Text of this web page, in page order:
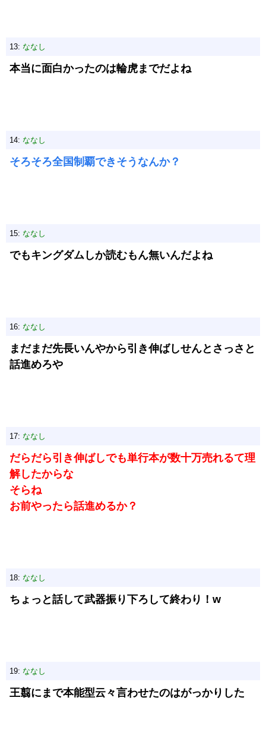
13: ななし
本当に面白かったのは輪虎までだよね
14: ななし
そろそろ全国制覇できそうなんか？
15: ななし
でもキングダムしか読むもん無いんだよね
16: ななし
まだまだ先長いんやから引き伸ばしせんとさっさと
話進めろや
17: ななし
だらだら引き伸ばしでも単行本が数十万売れるて理
解したからな
そらね
お前やったら話進めるか？
18: ななし
ちょっと話して武器振り下ろして終わり！w
19: ななし
王翦にまで本能型云々言わせたのはがっかりした